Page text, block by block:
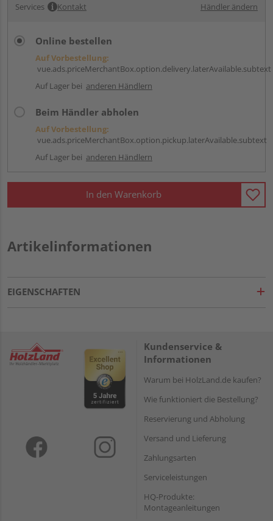
Services Kontakt Händler ändern
Online bestellen
Auf Vorbestellung:
vue.ads.priceMerchantBox.option.delivery.laterAvailable.subtext
Auf Lager bei anderen Händlern
Beim Händler abholen
Auf Vorbestellung:
vue.ads.priceMerchantBox.option.pickup.laterAvailable.subtext
Auf Lager bei anderen Händlern
In den Warenkorb
Artikelinformationen
EIGENSCHAFTEN
Kundenservice &
Informationen
Warum bei HolzLand.de kaufen?
Wie funktioniert die Bestellung?
Reservierung und Abholung
Versand und Lieferung
Zahlungsarten
Serviceleistungen
HQ-Produkte:
Montageanleitungen